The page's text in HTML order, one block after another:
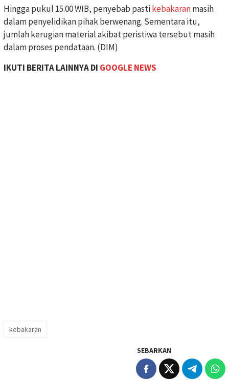
Hingga pukul 15.00 WIB, penyebab pastikebakaranmasih
dalam penyelidikan pihak berwenang. Sementara itu,
jumlah kerugian material akibat peristiwa tersebut masih
dalam proses pendataan. (DIM)
IKUTI BERITA LAINNYA DI GOOGLE NEWS
kebakaran
SEBARKAN